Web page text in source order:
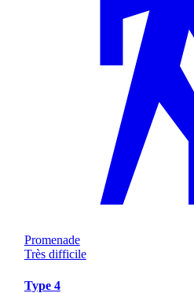
Promenade
Très difficile
Type 4